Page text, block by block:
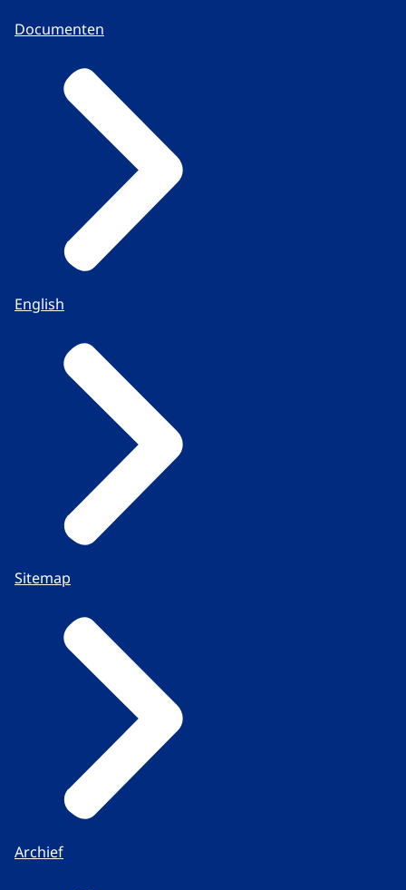
Documenten
English
Sitemap
Archief